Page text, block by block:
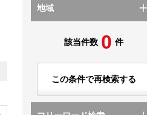
地域
該当件数 0 件
この条件で再検索する